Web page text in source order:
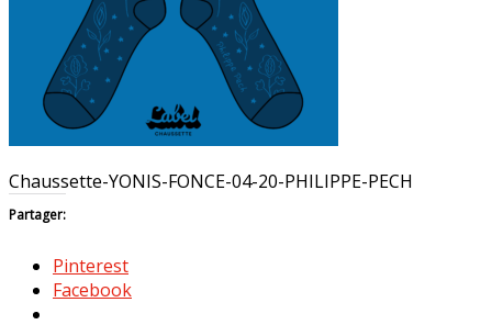
Chaussette-YONIS-FONCE-04-20-PHILIPPE-PECH
Partager:
Pinterest
Facebook